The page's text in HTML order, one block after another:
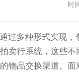
时
过多种形式实现，
卖行系统，这些不
物品交换渠道。面